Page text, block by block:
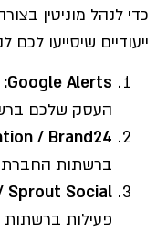
כדי לנהל מוניטין
ייעודיים שיסייעו
Google Alerts:
העסק שלכם
/ Brand24:
ברשתות
Social:
פעילות